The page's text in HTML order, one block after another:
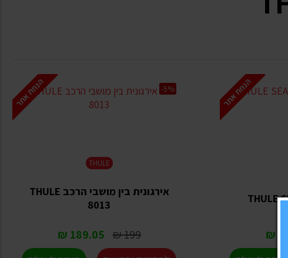
הנחת אתר הנחת אתר
THULE
אירגונית בין מושבי הרכב THULE
8013
199 ₪
189.05 ₪
-5%